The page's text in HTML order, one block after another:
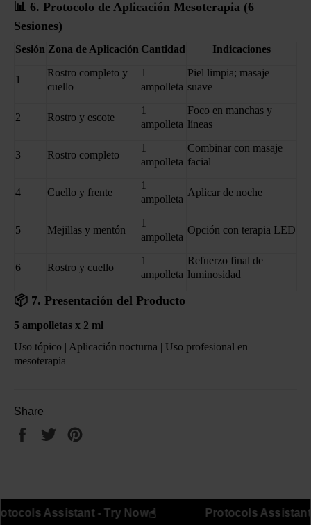
📊 6. Protocolo de Aplicación Mesoterapia (6
Sesiones)
Sesión Zona de Aplicación Cantidad Indicaciones
1
Rostro completo y
cuello
1
ampolleta
Piel limpia; masaje
suave
2 Rostro y escote
1
ampolleta
Foco en manchas y
líneas
3 Rostro completo
1
ampolleta
Combinar con masaje
facial
4 Cuello y frente
1
ampolleta
Aplicar de noche
5 Mejillas y mentón
1
ampolleta
Opción con terapia LED
6 Rostro y cuello
1
ampolleta
Refuerzo final de
luminosidad
📦 7. Presentación del Producto
5 ampolletas x 2 ml
Uso tópico | Aplicación nocturna | Uso profesional en
mesoterapia
Share
Share
Tweet
Protocols Assistant - Try Now Protocols